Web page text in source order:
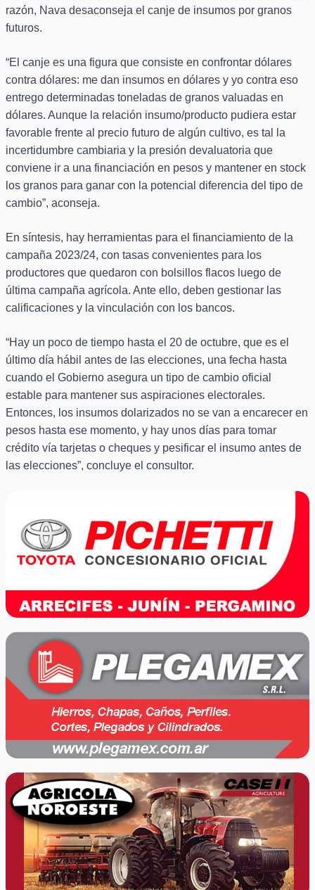
razón, Nava desaconseja el canje de insumos por granos
futuros.
“El canje es una figura que consiste en confrontar dólares
contra dólares: me dan insumos en dólares y yo contra eso
entrego determinadas toneladas de granos valuadas en
dólares. Aunque la relación insumo/producto pudiera estar
favorable frente al precio futuro de algún cultivo, es tal la
incertidumbre cambiaria y la presión devaluatoria que
conviene ir a una financiación en pesos y mantener en stock
los granos para ganar con la potencial diferencia del tipo de
cambio”, aconseja.
En síntesis, hay herramientas para el financiamiento de la
campaña 2023/24, con tasas convenientes para los
productores que quedaron con bolsillos flacos luego de
última campaña agrícola. Ante ello, deben gestionar las
calificaciones y la vinculación con los bancos.
“Hay un poco de tiempo hasta el 20 de octubre, que es el
último día hábil antes de las elecciones, una fecha hasta
cuando el Gobierno asegura un tipo de cambio oficial
estable para mantener sus aspiraciones electorales.
Entonces, los insumos dolarizados no se van a encarecer en
pesos hasta ese momento, y hay unos días para tomar
crédito vía tarjetas o cheques y pesificar el insumo antes de
las elecciones”, concluye el consultor.